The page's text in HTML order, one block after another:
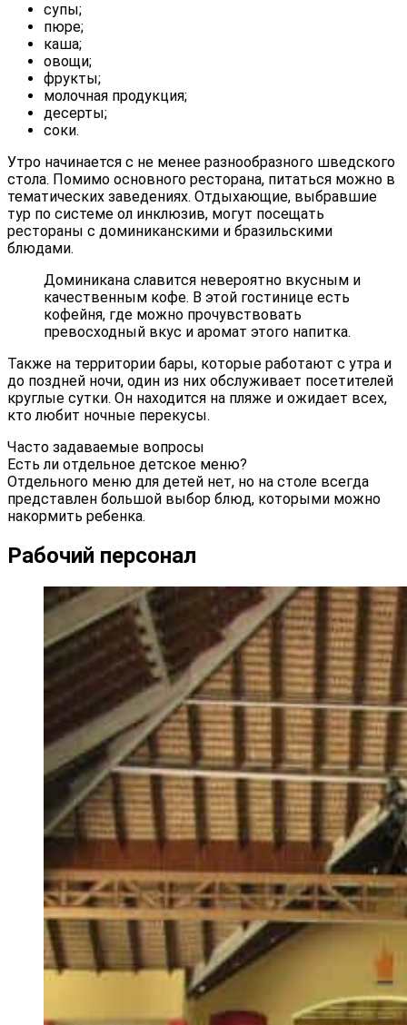
супы;
пюре;
каша;
овощи;
фрукты;
молочная продукция;
десерты;
соки.
Утро начинается с не менее разнообразного шведского
стола. Помимо основного ресторана, питаться можно в
тематических заведениях. Отдыхающие, выбравшие
тур по системе ол инклюзив, могут посещать
рестораны с доминиканскими и бразильскими
блюдами.
Доминикана славится невероятно вкусным и
качественным кофе. В этой гостинице есть
кофейня, где можно прочувствовать
превосходный вкус и аромат этого напитка.
Также на территории бары, которые работают с утра и
до поздней ночи, один из них обслуживает посетителей
круглые сутки. Он находится на пляже и ожидает всех,
кто любит ночные перекусы.
Часто задаваемые вопросы
Есть ли отдельное детское меню?
Отдельного меню для детей нет, но на столе всегда
представлен большой выбор блюд, которыми можно
накормить ребенка.
Рабочий персонал